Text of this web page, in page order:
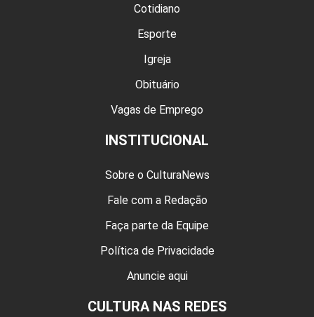
Cotidiano
Esporte
Igreja
Obituário
Vagas de Emprego
INSTITUCIONAL
Sobre o CulturaNews
Fale com a Redação
Faça parte da Equipe
Política de Privacidade
Anuncie aqui
CULTURA NAS REDES